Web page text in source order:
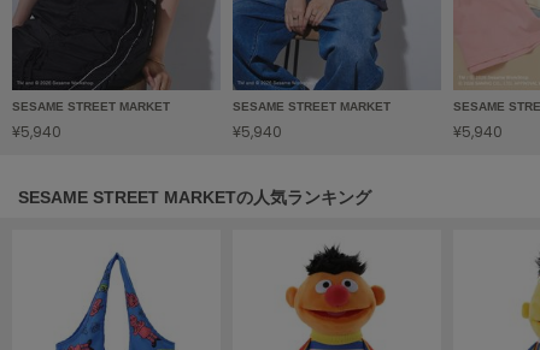
ハンター
HOKA ONEONE
ホカ オネオネ
キーン
SESAME STREET MARKET
¥5,940
SESAME STREET MARKET
¥5,940
SESAME
¥5,940
SESAME STREET MARKETの人気ランキング